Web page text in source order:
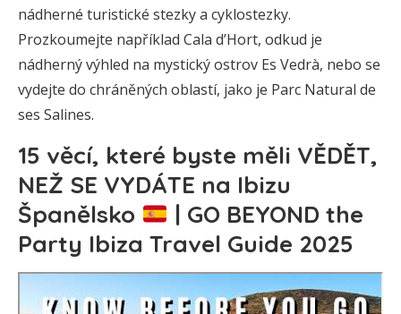
nádherné turistické stezky a cyklostezky.
Prozkoumejte například Cala d’Hort, odkud je
nádherný výhled na mystický ostrov Es Vedrà, nebo se
vydejte do chráněných oblastí, jako je Parc Natural de
ses Salines.
15 věcí, které byste měli VĚDĚT,
NEŽ SE VYDÁTE na Ibizu
Španělsko
| GO BEYOND the
Party Ibiza Travel Guide 2025